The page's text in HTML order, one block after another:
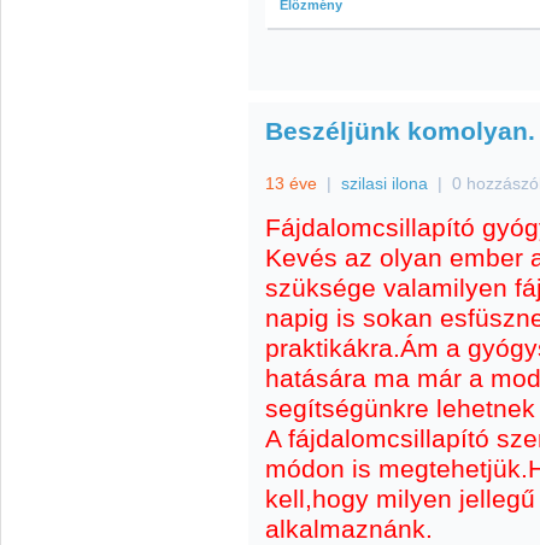
Előzmény
Beszéljünk komolyan.
13 éve | szilasi ilona | 0
Fájdalomcsillapító
Kevés az olyan ember
szüksége valamilyen
napig is sokan
praktikákra.Ám a
hatására ma már a
segítségünkre
A fájdalomcsillapító
módon is
kell,hogy milyen
alkalmaznánk.